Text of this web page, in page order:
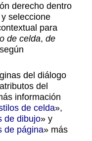
derecho dentro
y seleccione
para
de celda, de
del diálogo
del
información
de celda»,
de dibujo» y
de página» más